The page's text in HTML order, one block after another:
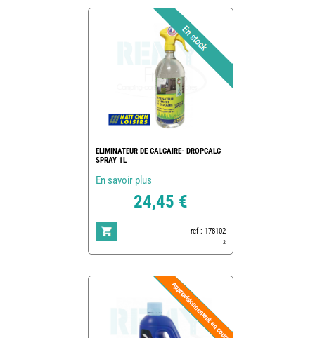
ELIMINATEUR DE CALCAIRE- DROPCALC
SPRAY 1L
En savoir plus
24,45 €
ref : 178102
2